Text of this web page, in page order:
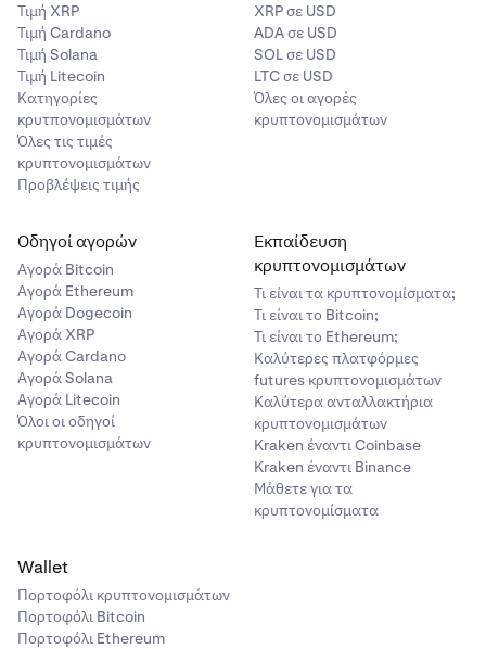
Τιμή XRP
Τιμή Cardano
Τιμή Solana
Τιμή Litecoin
Κατηγορίες
κρυτπονομισμάτων
Όλες τις τιμές
κρυπτονομισμάτων
Προβλέψεις τιμής
XRP σε USD
ADA σε USD
SOL σε USD
LTC σε USD
Όλες οι αγορές
κρυπτονομισμάτων
Οδηγοί αγορών
Αγορά Bitcoin
Αγορά Ethereum
Αγορά Dogecoin
Αγορά XRP
Αγορά Cardano
Αγορά Solana
Αγορά Litecoin
Όλοι οι οδηγοί
κρυπτονομισμάτων
Εκπαίδευση
κρυπτονομισμάτων
Τι είναι τα κρυπτονομίσματα;
Τι είναι το Bitcoin;
Τι είναι το Ethereum;
Καλύτερες πλατφόρμες
futures κρυπτονομισμάτων
Καλύτερα ανταλλακτήρια
κρυπτονομισμάτων
Kraken έναντι Coinbase
Kraken έναντι Binance
Μάθετε για τα
κρυπτονομίσματα
Wallet
Πορτοφόλι κρυπτονομισμάτων
Πορτοφόλι Bitcoin
Πορτοφόλι Ethereum